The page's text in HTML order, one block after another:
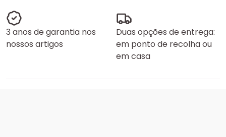
3 anos de garantia nos
nossos artigos
Duas opções de entrega:
em ponto de recolha ou
em casa